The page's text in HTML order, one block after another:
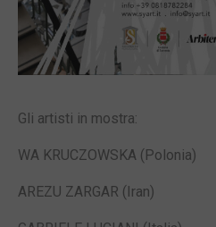
Gli artisti in mostra:
WA KRUCZOWSKA (Polonia)
AREZU ZARGAR (Iran)